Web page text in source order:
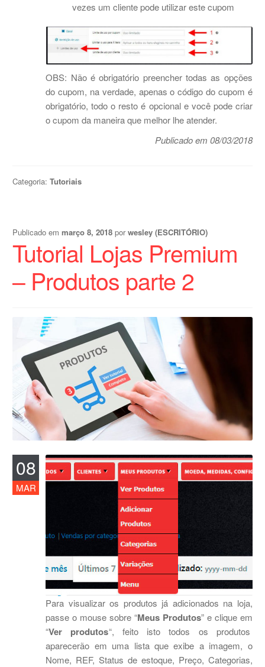
vezes um cliente pode utilizar este cupom
OBS: Não é obrigatório preencher todas as opções
do cupom, na verdade, apenas o código do cupom é
obrigatório, todo o resto é opcional e você pode criar
o cupom da maneira que melhor lhe atender.
Publicado em 08/03/2018
Categoria:Tutoriais
Publicado emmarço 8, 2018 porwesley (ESCRITÓRIO)
Tutorial Lojas Premium
– Produtos parte 2
08
MAR
Para visualizar os produtos já adicionados na loja,
passe o mouse sobre “Meus Produtos” e clique em
“Ver produtos“, feito isto todos os produtos
aparecerão em uma lista que exibe a imagem, o
Nome, REF, Status de estoque, Preço, Categorias,